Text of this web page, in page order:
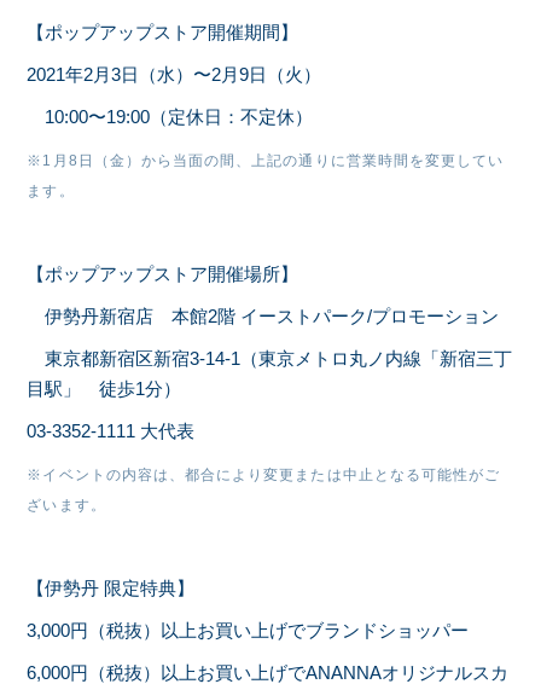
【ポップアップストア開催期間】
2021年2月3日（水）〜2月9日（火）
10:00〜19:00（定休日：不定休）
※1月8日（金）から当面の間、上記の通りに営業時間を変更してい
ます。
【ポップアップストア開催場所】
伊勢丹新宿店 本館2階 イーストパーク/プロモーション
東京都新宿区新宿3-14-1（東京メトロ丸ノ内線「新宿三丁
目駅」 徒歩1分）
03-3352-1111 大代表
※イベントの内容は、都合により変更または中止となる可能性がご
ざいます。
【伊勢丹 限定特典】
3,000円（税抜）以上お買い上げでブランドショッパー
6,000円（税抜）以上お買い上げでANANNAオリジナルスカ